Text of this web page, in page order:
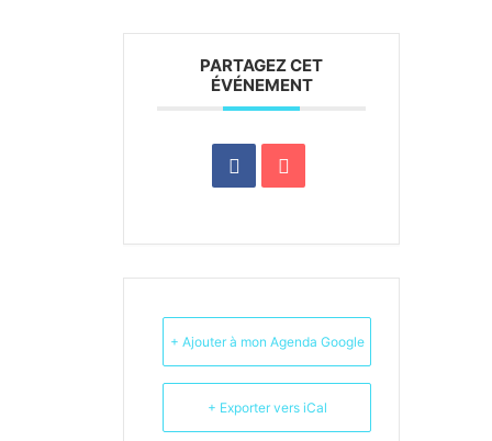
PARTAGEZ CET
ÉVÉNEMENT
+ Ajouter à mon Agenda Google
+ Exporter vers iCal